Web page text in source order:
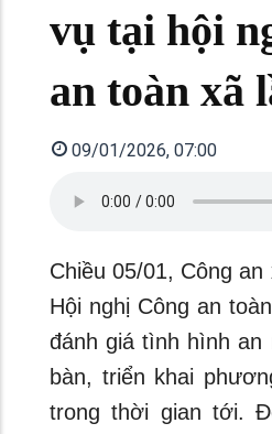
vụ tại hội
an toàn xã
09/01/2026, 07:00
Chiều 05/01, Công
Hội nghị Công an
đánh giá tình hình
bàn, triển khai
trong thời gian tới.